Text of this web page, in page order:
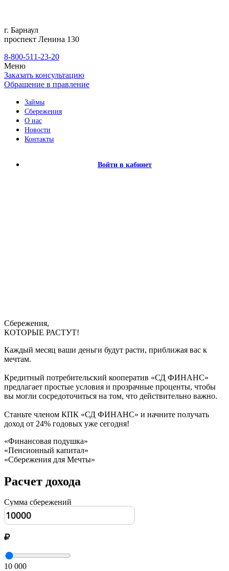
г. Барнаул
проспект Ленина 130
8-800-511-23-20
Меню
Заказать консультацию
Обращение в правление
Займы
Сбережения
О нас
Новости
Контакты
Войти в кабинет
Сбережения,
КОТОРЫЕ РАСТУТ!
Каждый месяц ваши деньги будут расти, приближая вас к
мечтам.
Кредитный потребительский кооператив «СД ФИНАНС»
предлагает простые условия и прозрачные проценты, чтобы
вы могли сосредоточиться на том, что действительно важно.
Станьте членом КПК «СД ФИНАНС» и начните получать
доход от 24% годовых уже сегодня!
«Финансовая подушка»
«Пенсионный капитал»
«Сбережения для Мечты»
Расчет дохода
Сумма сбережений
10 000